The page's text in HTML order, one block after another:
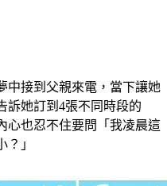
訴她訂到4張不同時段的
也忍不住要問「我凌晨這
？」